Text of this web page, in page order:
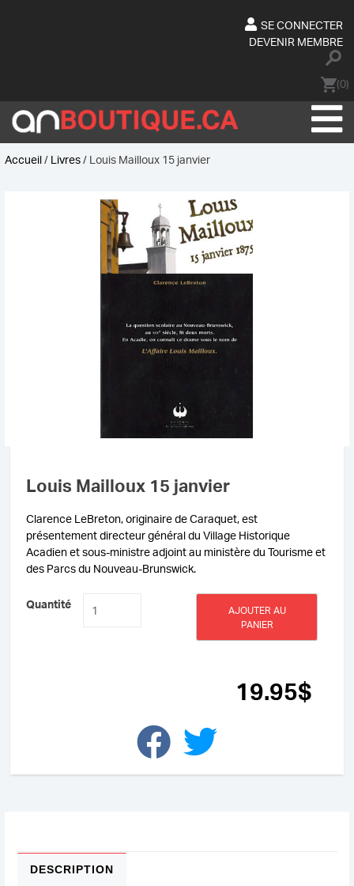
SE CONNECTER
DEVENIR MEMBRE
(0)
Accueil/ Livres/ Louis Mailloux 15 janvier
Louis Mailloux 15 janvier
Clarence LeBreton, originaire de Caraquet, est
présentement directeur général du Village Historique
Acadien et sous-ministre adjoint au ministère du Tourisme et
des Parcs du Nouveau-Brunswick.
Quantité
AJOUTER AU
PANIER
19.95$
DESCRIPTION